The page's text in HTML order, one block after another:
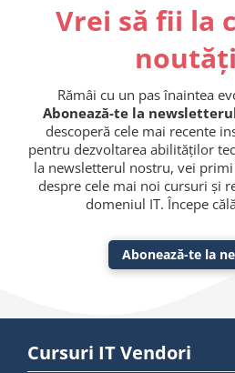
Vrei să fii la
Rămâi cu un pas înaintea
Abonează-te la
descoperă cele mai recente
pentru dezvoltarea abilităților
la newsletterul nostru, vei
despre cele mai noi cursuri și
domeniul IT. Începe
Abonează-te la
Cursuri IT Vendori